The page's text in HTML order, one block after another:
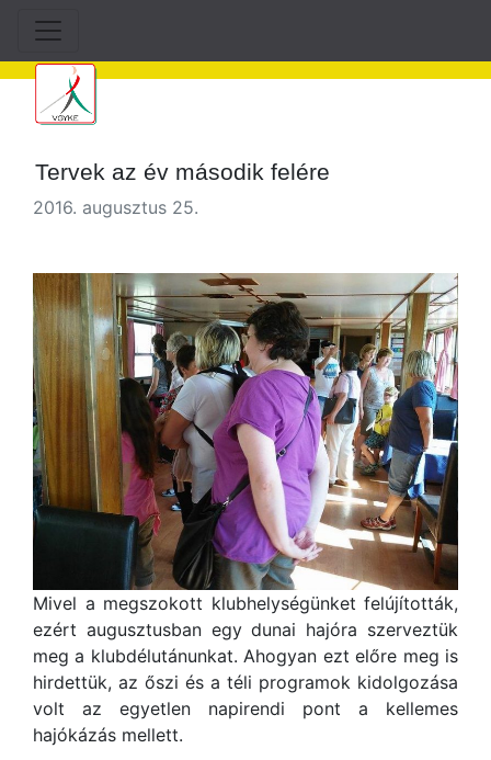
Tervek az év második felére
2016. augusztus 25.
Mivel a megszokott klubhelységünket felújították,
ezért augusztusban egy dunai hajóra szerveztük
meg a klubdélutánunkat. Ahogyan ezt előre meg is
hirdettük, az őszi és a téli programok kidolgozása
volt az egyetlen napirendi pont a kellemes
hajókázás mellett.